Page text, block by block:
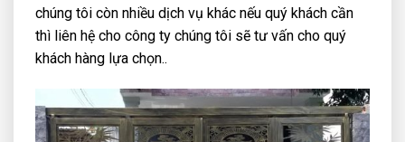
chúng tôi còn nhiều dịch vụ khác nếu quý khách cần
thì liên hệ cho công ty chúng tôi sẽ tư vấn cho quý
khách hàng lựa chọn..